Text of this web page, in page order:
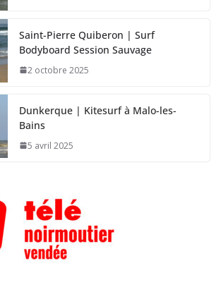
Saint-Pierre Quiberon | Surf
Bodyboard Session Sauvage
2 octobre 2025
Dunkerque | Kitesurf à Malo-les-
Bains
5 avril 2025